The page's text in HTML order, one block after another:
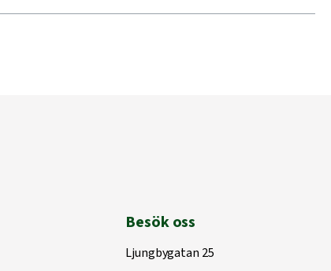
Besök oss
Ljungbygatan 25